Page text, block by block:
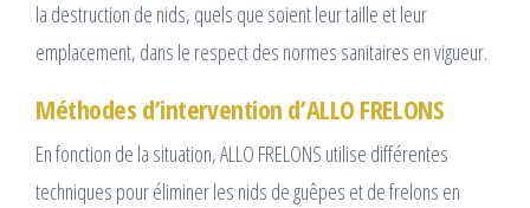
la destruction de nids, quels que soient leur taille et leur
emplacement, dans le respect des normes sanitaires en vigueur.
Méthodes d’intervention d’ALLO FRELONS
En fonction de la situation, ALLO FRELONS utilise différentes
techniques pour éliminer les nids de guêpes et de frelons en